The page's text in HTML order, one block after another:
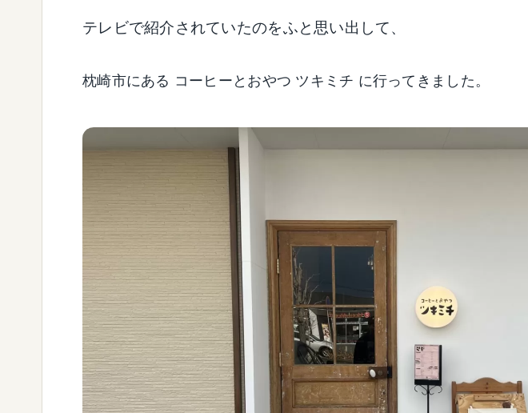
テレビで紹介されていたのをふと思い出して、
枕崎市にある コーヒーとおやつ ツキミチ に行ってきました。